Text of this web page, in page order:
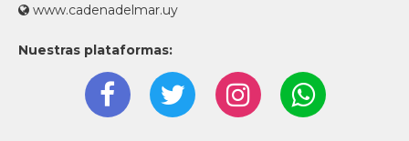
www.cadenadelmar.uy
Nuestras plataformas: